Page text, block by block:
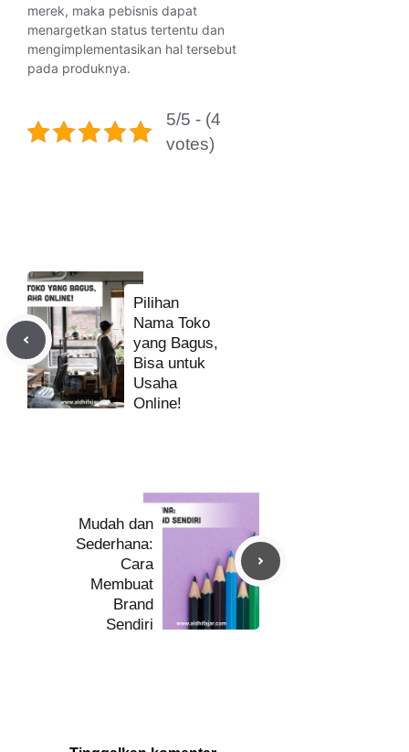
merek, maka pebisnis dapat
menargetkan status tertentu dan
mengimplementasikan hal tersebut
pada produknya.
5/5 - (4
votes)
Pilihan
Nama Toko
yang Bagus,
Bisa untuk
Usaha
Online!
Mudah dan
Sederhana:
Cara
Membuat
Brand
Sendiri